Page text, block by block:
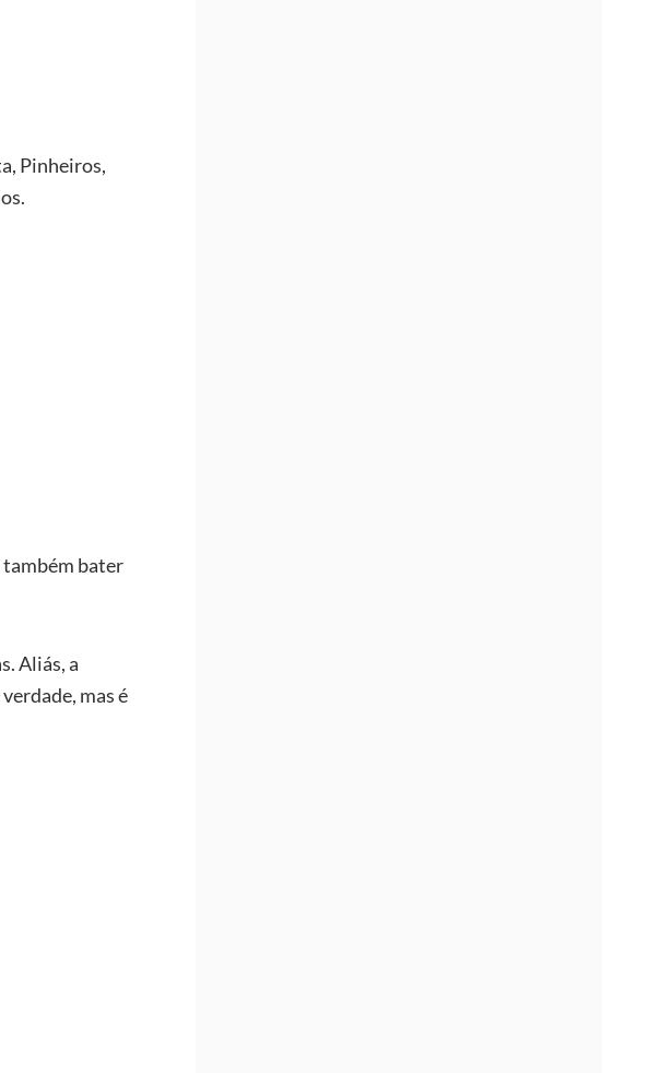
Pinheiros,
também bater
Aliás, a
mas é